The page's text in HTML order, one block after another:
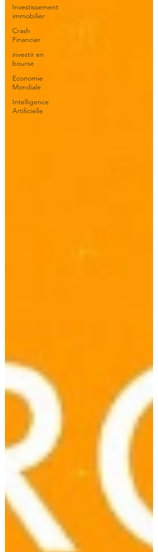
Investissement
immobilier
Crash
Financier
investir en
bourse
Economie
Mondiale
Intelligence
Artificielle